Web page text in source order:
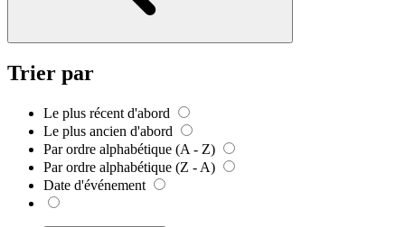
Trier par
Le plus récent d'abord
Le plus ancien d'abord
Par ordre alphabétique (A - Z)
Par ordre alphabétique (Z - A)
Date d'événement